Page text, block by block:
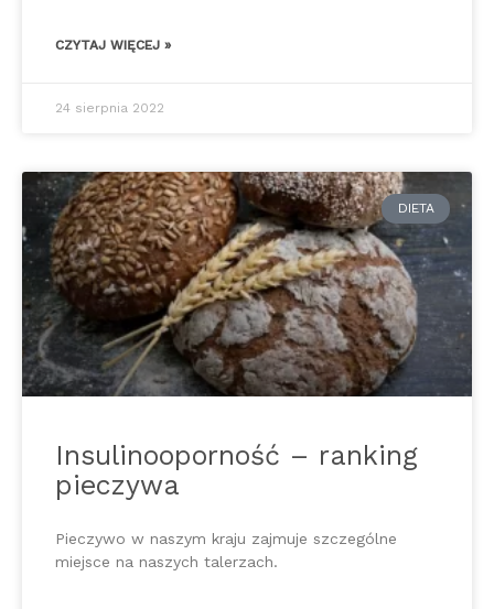
CZYTAJ WIĘCEJ »
24 sierpnia 2022
DIETA
Insulinooporność – ranking
pieczywa
Pieczywo w naszym kraju zajmuje szczególne
miejsce na naszych talerzach.